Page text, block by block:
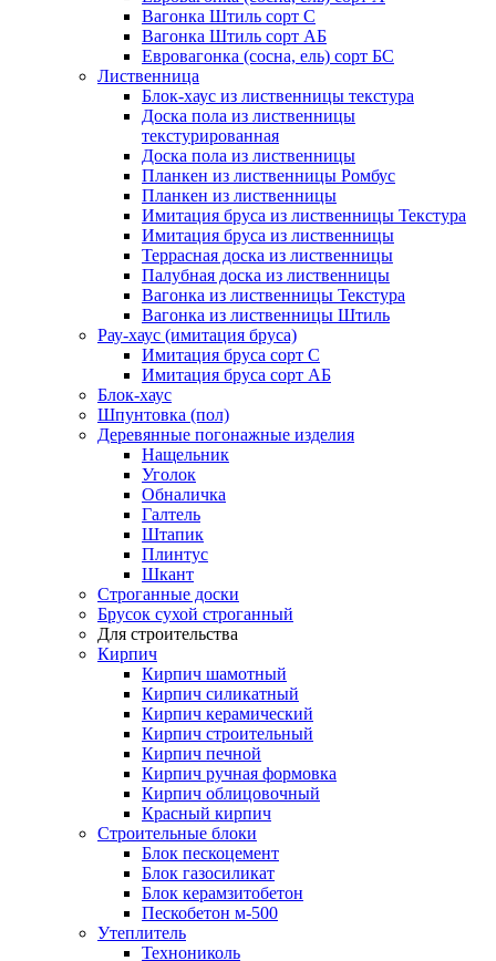
Вагонка Штиль сорт С
Вагонка Штиль сорт АБ
Евровагонка (сосна, ель) сорт БС
Лиственница
Блок-хаус из лиственницы текстура
Доска пола из лиственницы
текстурированная
Доска пола из лиственницы
Планкен из лиственницы Ромбус
Планкен из лиственницы
Имитация бруса из лиственницы Текстура
Имитация бруса из лиственницы
Террасная доска из лиственницы
Палубная доска из лиственницы
Вагонка из лиственницы Текстура
Вагонка из лиственницы Штиль
Рау-хаус (имитация бруса)
Имитация бруса сорт С
Имитация бруса сорт АБ
Блок-хаус
Шпунтовка (пол)
Деревянные погонажные изделия
Нащельник
Уголок
Обналичка
Галтель
Штапик
Плинтус
Шкант
Строганные доски
Брусок сухой строганный
Для строительства
Кирпич
Кирпич шамотный
Кирпич силикатный
Кирпич керамический
Кирпич строительный
Кирпич печной
Кирпич ручная формовка
Кирпич облицовочный
Красный кирпич
Строительные блоки
Блок пескоцемент
Блок газосиликат
Блок керамзитобетон
Пескобетон м-500
Утеплитель
Технониколь